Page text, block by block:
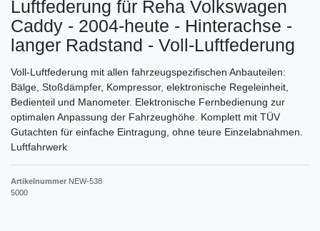
Luftfederung für Reha Volkswagen
Caddy - 2004-heute - Hinterachse -
langer Radstand - Voll-Luftfederung
Voll-Luftfederung mit allen fahrzeugspezifischen Anbauteilen:
Bälge, Stoßdämpfer, Kompressor, elektronische Regeleinheit,
Bedienteil und Manometer. Elektronische Fernbedienung zur
optimalen Anpassung der Fahrzeughöhe. Komplett mit TÜV
Gutachten für einfache Eintragung, ohne teure Einzelabnahmen.
Luftfahrwerk
Artikelnummer NEW-538
5000